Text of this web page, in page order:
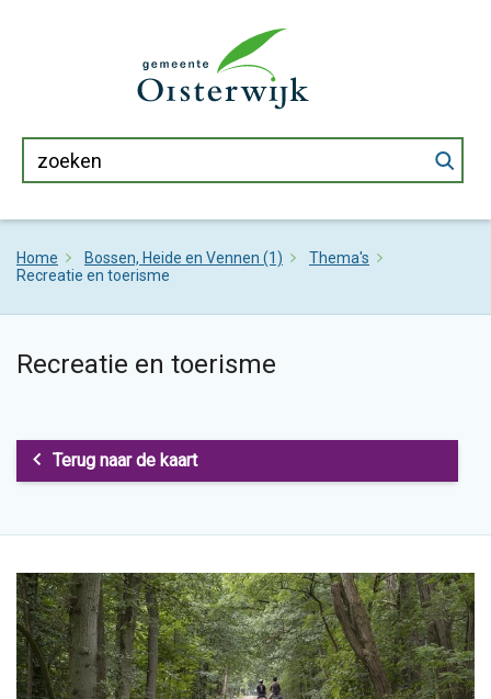
Home Bossen, Heide en Vennen (1)
Thema's
Recreatie en toerisme
Recreatie en toerisme
Terug naar de kaart